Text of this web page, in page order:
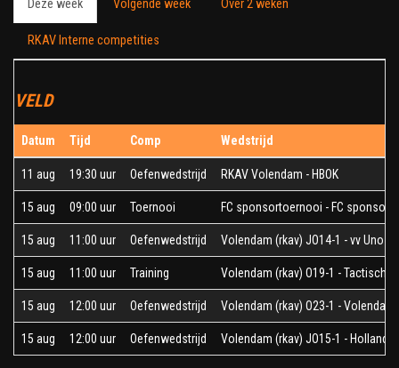
Deze week Volgende week Over 2 weken
RKAV Interne competities
VELD
Datum Tijd Comp Wedstrijd
11 aug 19:30 uur Oefenwedstrijd RKAV Volendam - HBOK
15 aug 09:00 uur Toernooi FC sponsortoernooi - FC
15 aug 11:00 uur Oefenwedstrijd Volendam (rkav) JO14-1 - vv Uno
15 aug 11:00 uur Training Volendam (rkav) O19-1 - Tactische
15 aug 12:00 uur Oefenwedstrijd Volendam (rkav) O23-1 - Volendam
15 aug 12:00 uur Oefenwedstrijd Volendam (rkav) JO15-1 -